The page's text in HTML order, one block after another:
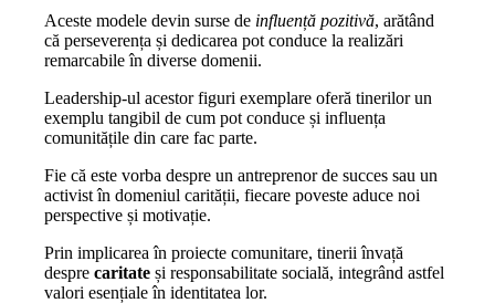
Aceste modele devin surse de influență pozitivă, arătând
că perseverența și dedicarea pot conduce la realizări
remarcabile în diverse domenii.
Leadership-ul acestor figuri exemplare oferă tinerilor un
exemplu tangibil de cum pot conduce și influența
comunitățile din care fac parte.
Fie că este vorba despre un antreprenor de succes sau un
activist în domeniul carității, fiecare poveste aduce noi
perspective și motivație.
Prin implicarea în proiecte comunitare, tinerii învață
desprecaritate și responsabilitate socială, integrând astfel
valori esențiale în identitatea lor.